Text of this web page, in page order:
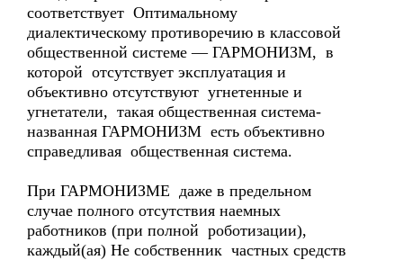
соответствует Оптимальному
диалектическому противоречию в классовой
общественной системе — ГАРМОНИЗМ, в
которой отсутствует эксплуатация и
объективно отсутствуют угнетенные и
угнетатели, такая общественная система-
названная ГАРМОНИЗМ есть объективно
справедливая общественная система.
При ГАРМОНИЗМЕ даже в предельном
случае полного отсутствия наемных
работников (при полной роботизации),
каждый(ая) Не собственник частных средств